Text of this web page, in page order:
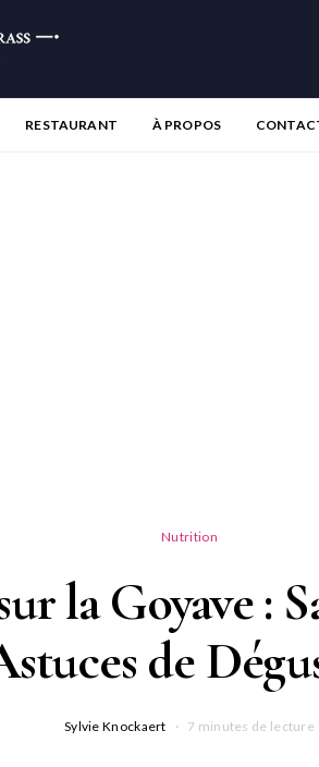
RESTAURANT À PROPOS
Nutrition
la Goyave :
de
Sylvie Knockaert 7 minutes de lecture